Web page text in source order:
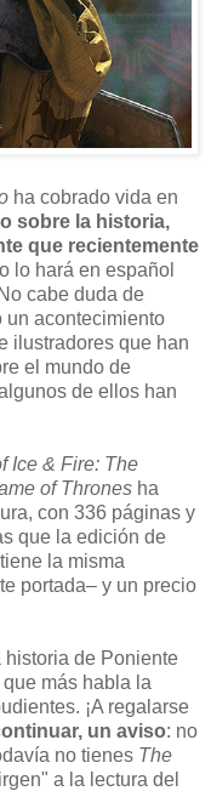
ha cobrado vida en
sobre la historia,
que recientemente
lo hará en español
cabe duda de
un acontecimiento
ilustradores que han
el mundo de
de ellos han
Ice & Fire: The
of Thrones ha
con 336 páginas y
que la edición de
la misma
portada– y un precio
historia de Poniente
más habla la
¡A regalarse
un aviso: no
no tienes The
a la lectura del